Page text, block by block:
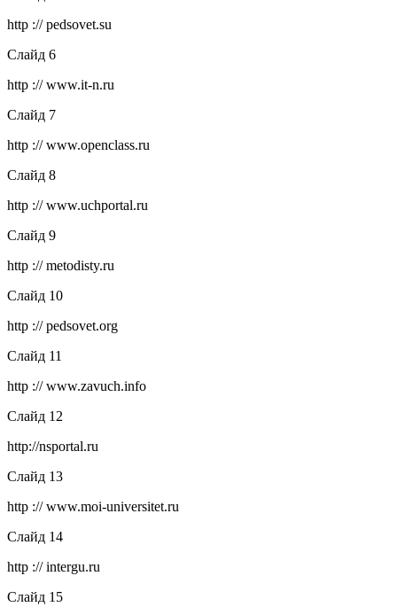
http :// pedsovet.su
Слайд 6
http :// www.it-n.ru
Слайд 7
http :// www.openclass.ru
Слайд 8
http :// www.uchportal.ru
Слайд 9
http :// metodisty.ru
Слайд 10
http :// pedsovet.org
Слайд 11
http :// www.zavuch.info
Слайд 12
http://nsportal.ru
Слайд 13
http :// www.moi-universitet.ru
Слайд 14
http :// intergu.ru
Слайд 15